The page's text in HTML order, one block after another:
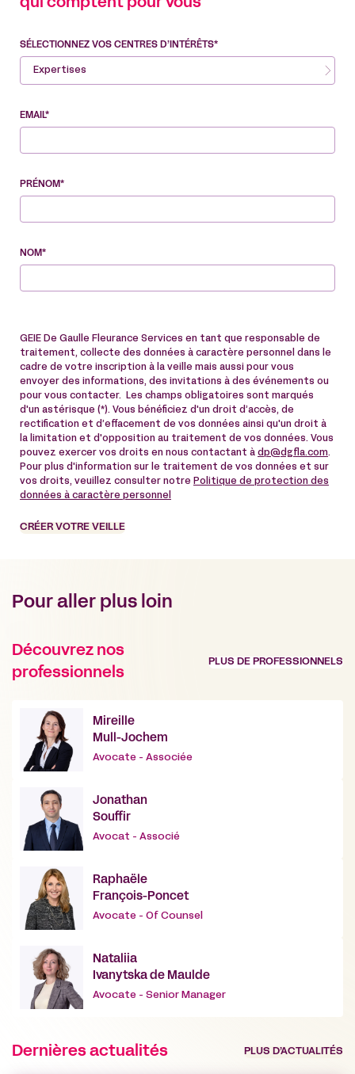
qui comptent pour vous
SÉLECTIONNEZ VOS CENTRES D’INTÉRÊTS*
Expertises
EMAIL*
PRÉNOM*
NOM*
GEIE De Gaulle Fleurance Services en tant que responsable de
traitement, collecte des données à caractère personnel dans le
cadre de votre inscription à la veille mais aussi pour vous
envoyer des informations, des invitations à des événements ou
pour vous contacter. Les champs obligatoires sont marqués
d'un astérisque (*). Vous bénéficiez d'un droit d’accès, de
rectification et d’effacement de vos données ainsi qu'un droit à
la limitation et d'opposition au traitement de vos données. Vous
pouvez exercer vos droits en nous contactant à dp@dgfla.com.
Pour plus d'information sur le traitement de vos données et sur
vos droits, veuillez consulter notre Politique de protection des
données à caractère personnel
CRÉER VOTRE VEILLE
Pour aller plus loin
Découvrez nos
professionnels
PLUS DE PROFESSIONNELS
Mireille
Mull-Jochem
Avocate - Associée
Jonathan
Souffir
Avocat - Associé
Raphaële
François-Poncet
Avocate - Of Counsel
Nataliia
Ivanytska de Maulde
Avocate - Senior Manager
Dernières actualités PLUS D’ACTUALITÉS